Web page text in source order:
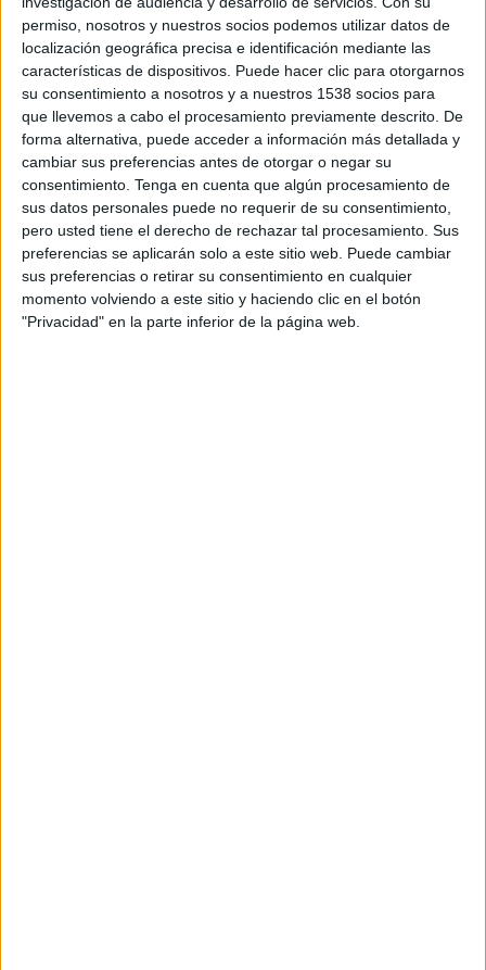
permiso, nosotros y nuestros socios podemos utilizar datos de
localización geográfica precisa e identificación mediante las
características de dispositivos. Puede hacer clic para otorgarnos
su consentimiento a nosotros y a nuestros 1538 socios para
que llevemos a cabo el procesamiento previamente descrito. De
forma alternativa, puede acceder a información más detallada y
cambiar sus preferencias antes de otorgar o negar su
consentimiento. Tenga en cuenta que algún procesamiento de
sus datos personales puede no requerir de su consentimiento,
pero usted tiene el derecho de rechazar tal procesamiento. Sus
preferencias se aplicarán solo a este sitio web. Puede cambiar
sus preferencias o retirar su consentimiento en cualquier
momento volviendo a este sitio y haciendo clic en el botón
"Privacidad" en la parte inferior de la página web.
SHARE
ENVIAR
PIN